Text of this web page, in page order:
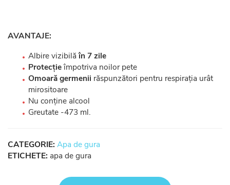
AVANTAJE:
Albire vizibilăîn 7 zile
Protecțieîmpotriva noilor pete
Omoară germenii răspunzători pentru respirația urât
mirositoare
Nu conține alcool
Greutate -473 ml.
CATEGORIE: Apa de gura
ETICHETE: apa de gura